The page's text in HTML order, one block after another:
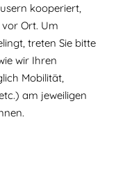
kooperiert,
Ort. Um
treten Sie bitte
wir Ihren
Mobilität,
am jeweiligen